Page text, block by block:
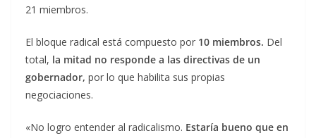
21 miembros.
El bloque radical está compuesto por 10 miembros. Del
total, la mitad no responde a las directivas de un
gobernador, por lo que habilita sus propias
negociaciones.
«No logro entender al radicalismo. Estaría bueno que en